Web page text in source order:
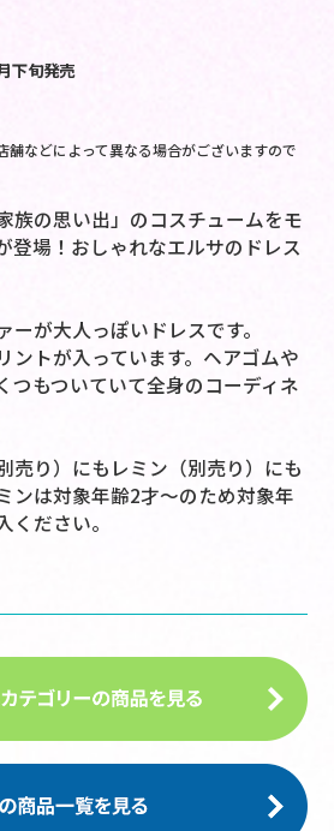
下旬発売
などによって異なる場合がございますので
族の思い出」のコスチュームをモ
登場！おしゃれなエルサのドレス
が大人っぽいドレスです。
ントが入っています。ヘアゴムや
つもついていて全身のコーディネ
売り）にもレミン（別売り）にも
ンは対象年齢2才～のため対象年
ださい。